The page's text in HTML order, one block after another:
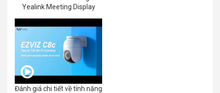
Yealink Meeting Display
Đánh giá chi tiết về tính năng